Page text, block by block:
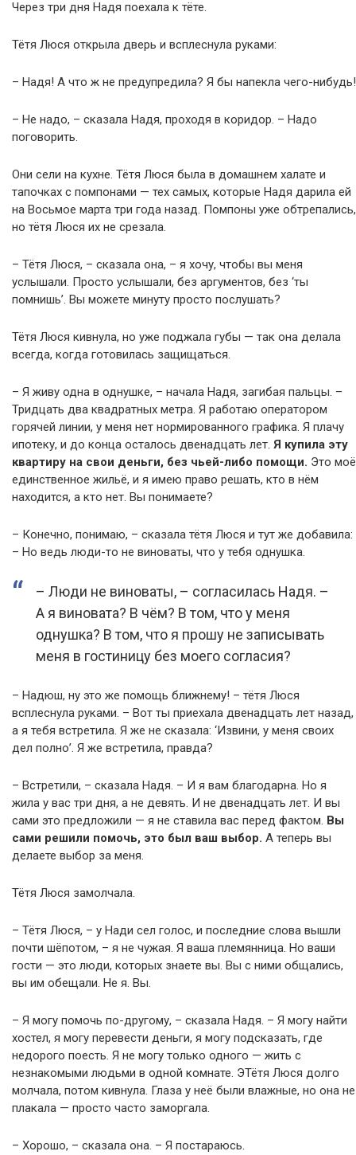
Через три дня Надя поехала к тёте.
Тётя Люся открыла дверь и всплеснула руками:
– Надя! А что ж не предупредила? Я бы напекла чего-нибудь!
– Не надо, – сказала Надя, проходя в коридор. – Надо
поговорить.
Они сели на кухне. Тётя Люся была в домашнем халате и
тапочках с помпонами — тех самых, которые Надя дарила ей
на Восьмое марта три года назад. Помпоны уже обтрепались,
но тётя Люся их не срезала.
– Тётя Люся, – сказала она, – я хочу, чтобы вы меня
услышали. Просто услышали, без аргументов, без ‘ты
помнишь’. Вы можете минуту просто послушать?
Тётя Люся кивнула, но уже поджала губы — так она делала
всегда, когда готовилась защищаться.
– Я живу одна в однушке, – начала Надя, загибая пальцы. –
Тридцать два квадратных метра. Я работаю оператором
горячей линии, у меня нет нормированного графика. Я плачу
ипотеку, и до конца осталось двенадцать лет. Я купила эту
квартиру на свои деньги, без чьей-либо помощи. Это моё
единственное жильё, и я имею право решать, кто в нём
находится, а кто нет. Вы понимаете?
– Конечно, понимаю, – сказала тётя Люся и тут же добавила:
– Но ведь люди-то не виноваты, что у тебя однушка.
– Люди не виноваты, – согласилась Надя. –
А я виновата? В чём? В том, что у меня
однушка? В том, что я прошу не записывать
меня в гостиницу без моего согласия?
– Надюш, ну это же помощь ближнему! – тётя Люся
всплеснула руками. – Вот ты приехала двенадцать лет назад,
а я тебя встретила. Я же не сказала: ‘Извини, у меня своих
дел полно’. Я же встретила, правда?
– Встретили, – сказала Надя. – И я вам благодарна. Но я
жила у вас три дня, а не девять. И не двенадцать лет. И вы
сами это предложили — я не ставила вас перед фактом. Вы
сами решили помочь, это был ваш выбор. А теперь вы
делаете выбор за меня.
Тётя Люся замолчала.
– Тётя Люся, – у Нади сел голос, и последние слова вышли
почти шёпотом, – я не чужая. Я ваша племянница. Но ваши
гости — это люди, которых знаете вы. Вы с ними общались,
вы им обещали. Не я. Вы.
– Я могу помочь по-другому, – сказала Надя. – Я могу найти
хостел, я могу перевести деньги, я могу подсказать, где
недорого поесть. Я не могу только одного — жить с
незнакомыми людьми в одной комнате. ЭТётя Люся долго
молчала, потом кивнула. Глаза у неё были влажные, но она не
плакала — просто часто заморгала.
– Хорошо, – сказала она. – Я постараюсь.